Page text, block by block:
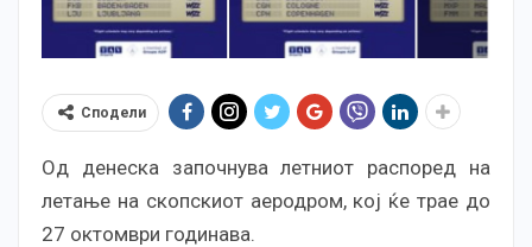
Сподели
Од денеска започнува летниот распоред на
летање на скопскиот аеродром, кој ќе трае до
27 октомври годинава.